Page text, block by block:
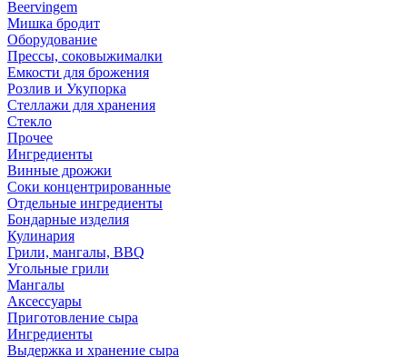
Beervingem
Мишка бродит
Оборудование
Прессы, соковыжималки
Емкости для брожения
Розлив и Укупорка
Стеллажи для хранения
Стекло
Прочее
Ингредиенты
Винные дрожжи
Соки концентрированные
Отдельные ингредиенты
Бондарные изделия
Кулинария
Грили, мангалы, BBQ
Угольные грили
Мангалы
Аксессуары
Приготовление сыра
Ингредиенты
Выдержка и хранение сыра